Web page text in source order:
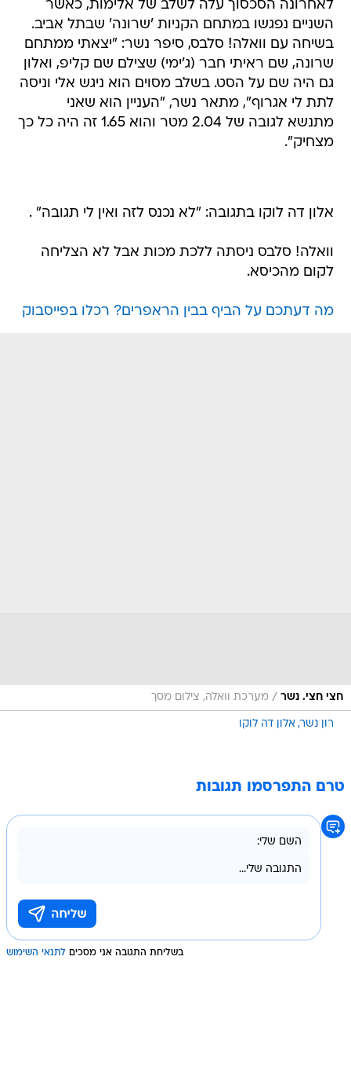
לאחרונה הסכסוך עלה לשלב של אלימות, כאשר
השניים נפגשו במתחם הקניות 'שרונה' שבתל אביב.
בשיחה עם וואלה! סלבס, סיפר נשר: "יצאתי ממתחם
שרונה, שם ראיתי חבר (ג'ימי) שצילם שם קליפ, ואלון
גם היה שם על הסט. בשלב מסוים הוא ניגש אלי וניסה
לתת לי אגרוף", מתאר נשר, "העניין הוא שאני
מתנשא לגובה של 2.04 מטר והוא 1.65 זה היה כל כך
מצחיק".
אלון דה לוקו בתגובה: "לא נכנס לזה ואין לי תגובה" .
וואלה! סלבס ניסתה ללכת מכות אבל לא הצליחה
לקום מהכיסא.
מה דעתכם על הביף בבין הראפרים? רכלו בפייסבוק
חצי חצי. נשר / מערכת וואלה, צילום מסך
רון נשר אלון דה לוקו
טרם התפרסמו תגובות
בשליחת התגובה אני מסכים לתנאי השימוש